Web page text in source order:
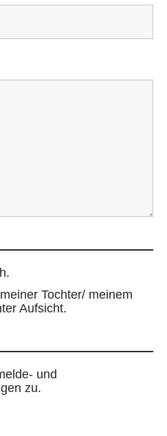
Tochter/ meinem
Aufsicht.
und
zu.